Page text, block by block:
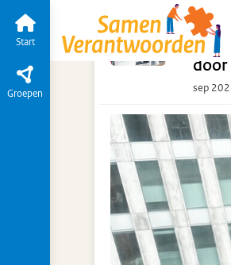
Start
Groepen
Ketendag 18
door
sep